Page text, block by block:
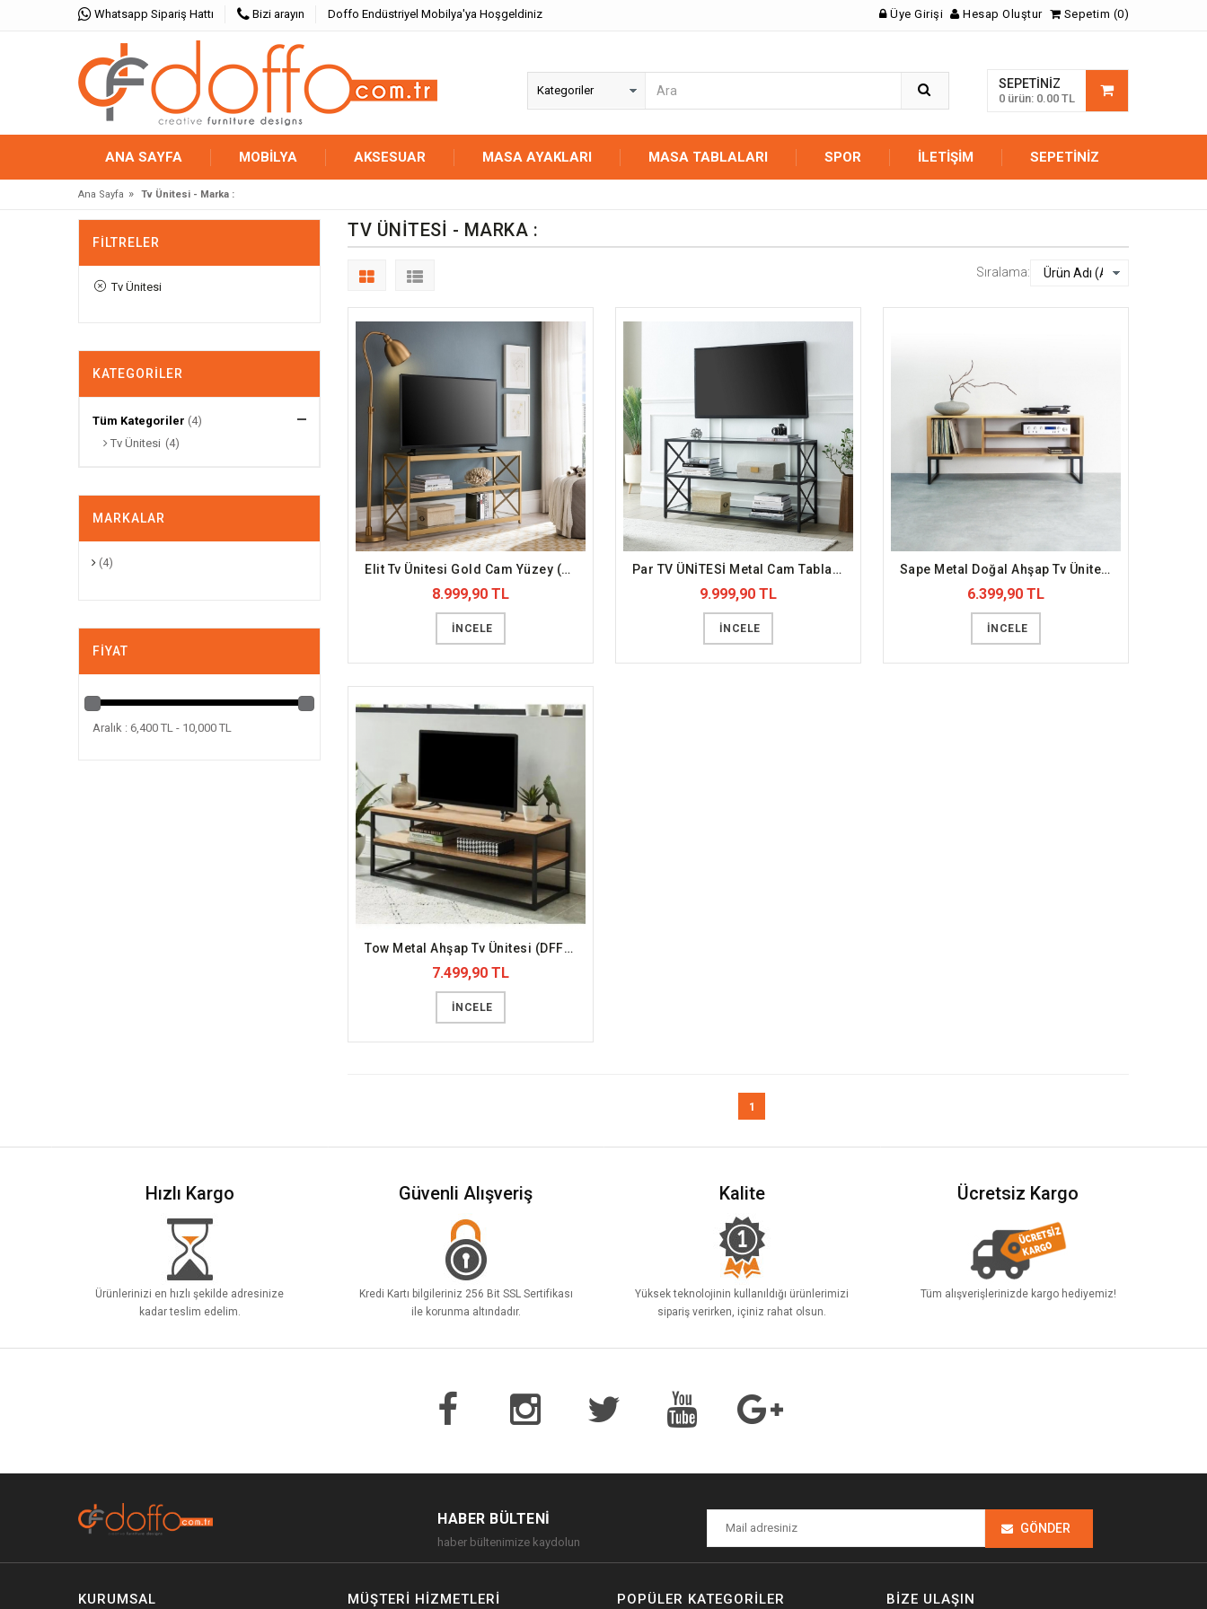
Whatsapp Sipariş Hattı Bizi arayın Doffo Endüstriyel Mobilya'ya Hoşgeldiniz Üye Girişi Hesap Oluştur Sepetim (0)
SEPETINIZ
0 ürün: 0.00 TL
ANA SAYFA MOBİLYA AKSESUAR MASA AYAKLARI MASA TABLALARI SPOR İLETIŞIM SEPETINIZ
Ana Sayfa » Tv Ünitesi - Marka :
TV ÜNITESI - MARKA :
Sıralama:
Elit Tv Ünitesi Gold Cam Yüzey (DFFTV6)
8.999,90 TL
İNCELE
Par TV ÜNİTESİ Metal Cam Tabla (DFFTV4)
9.999,90 TL
İNCELE
Sape Metal Doğal Ahşap Tv Ünitesi (DFFTV12)
6.399,90 TL
İNCELE
Tow Metal Ahşap Tv Ünitesi (DFFTV2)
7.499,90 TL
İNCELE
1
FILTRELER
Tv Ünitesi
KATEGORILER
Tüm Kategoriler (4)
Tv Ünitesi (4)
MARKALAR
(4)
FIYAT
Aralık : 6,400 TL - 10,000 TL
Hızlı Kargo
Ürünlerinizi en hızlı şekilde adresinize
kadar teslim edelim.
Güvenli Alışveriş
Kredi Kartı bilgileriniz 256 Bit SSL Sertifikası
ile korunma altındadır.
Kalite
Yüksek teknolojinin kullanıldığı ürünlerimizi
sipariş verirken, içiniz rahat olsun.
Ücretsiz Kargo
Tüm alışverişlerinizde kargo hediyemiz!
HABER BÜLTENI
haber bültenimize kaydolun
GÖNDER
KURUMSAL MÜŞTERI HIZMETLERI POPÜLER KATEGORILER BIZE ULAŞIN